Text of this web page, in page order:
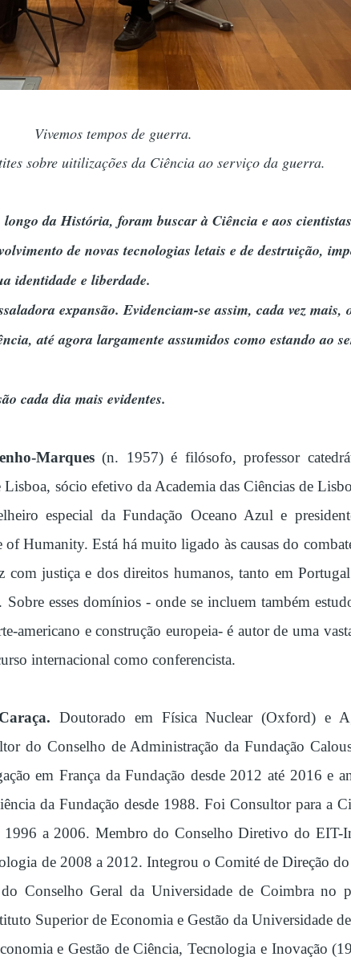
Vivemos tempos de guerra.
sobre uitilizações da Ciência ao serviço da guerra.
da História, foram buscar à Ciência e aos
de novas tecnologias letais e de destruição,
identidade e liberdade.
expansão. Evidenciam-se assim, cada vez mais,
até agora largamente assumidos como estando ao
cada dia mais evidentes.
Marques(n. 1957) é filósofo, professor
sócio efetivo da Academia das Ciências de
especial da Fundação Oceano Azul e
Humanity. Está há muito ligado às causas do
com justiça e dos direitos humanos, tanto em
Sobre esses domínios - onde se incluem também
americano e construção europeia- é autor de uma
internacional como conferencista.
Doutorado em Física Nuclear (Oxford) e
do Conselho de Administração da Fundação
em França da Fundação desde 2012 até 2016 e
da Fundação desde 1988. Foi Consultor para a
1996 a 2006. Membro do Conselho Diretivo do EIT-
de 2008 a 2012. Integrou o Comité de Direção
Conselho Geral da Universidade de Coimbra no
Superior de Economia e Gestão da Universidade
e Gestão de Ciência, Tecnologia e Inovação